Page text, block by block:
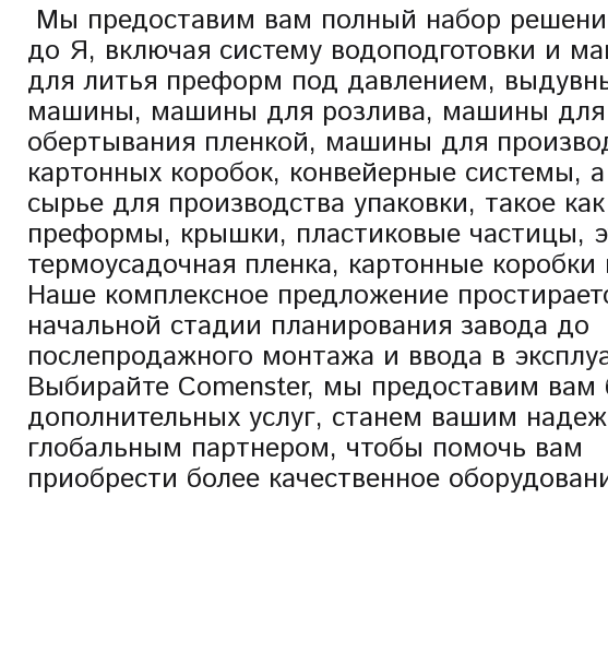
Мы предоставим вам полный набор
до Я, включая систему водоподготовки и
для литья преформ под давлением,
машины, машины для розлива, машины для
обертывания пленкой, машины для
картонных коробок, конвейерные системы,
сырье для производства упаковки, такое как
преформы, крышки, пластиковые частицы,
термоусадочная пленка, картонные
Наше комплексное предложение
начальной стадии планирования завода до
послепродажного монтажа и ввода в
Выбирайте Comenster, мы предоставим вам
дополнительных услуг, станем вашим
глобальным партнером, чтобы помочь вам
приобрести более качественное